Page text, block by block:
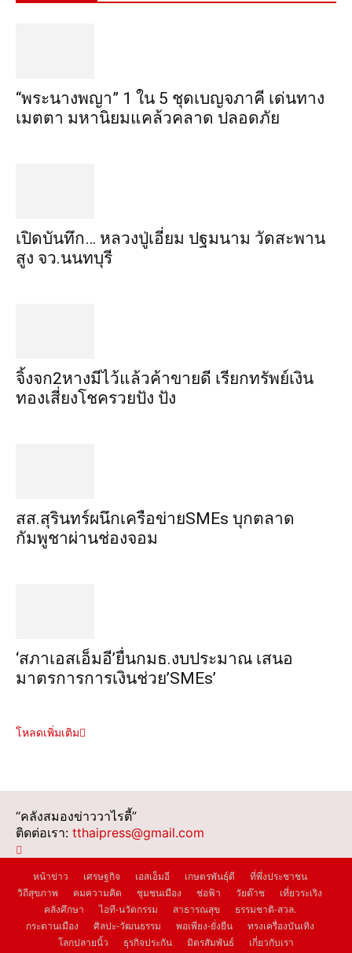
“พระ​นาง​พญา” 1 ใน 5​ ชุดเบญจ​ภาคี​ เด่นทาง
เมตตา​ มหา​นิยม​แคล้วคลาด​ ปลอดภัย​
เปิดบันทึก… หลวงปู่เอี่ยม ​ปฐม​นาม​ วัดสะพาน
สูง​ จว.นนทบุรี
จิ้งจก​2​หาง​มีไว้แล้ว​ค้าขาย​ดี​ เรียก​ทรัพย์เงิน
ทอง​เสี่ยงโชค​รวยปัง​ ปัง​
สส.สุรินทร์ผนึกเครือข่ายSMEs บุกตลาด
กัมพูชาผ่านช่องจอม
‘สภาเอสเอ็มอี’ยื่นกมธ.งบประมาณ เสนอ
มาตรการการเงินช่วย’SMEs’
โหลดเพิ่มเติม
“คลังสมองข่าววาไรตี้”
ติดต่อเรา: tthaipress@gmail.com
หน้าข่าว เศรษฐกิจ เอสเอ็มอี เกษตรพันธุ์ดี
ที่พึ่งประชาชน
วิถีสุขภาพ
คมความคิด ชุมชนเมือง ช่อฟ้า วัยต๊าช
เที่ยวระเริง
คลังศึกษา
ไอที-นวัตกรรม สาธารณสุข
ธรรมชาติ-สวล.
กระดานเมือง
ศิลปะ-วัฒนธรรม พอเพียง-ยั่งยืน
ทรงเครื่องบันเทิง
โลกปลายนิ้ว
ธุรกิจประกัน มิตรสัมพันธ์ เกี่ยวกับเรา